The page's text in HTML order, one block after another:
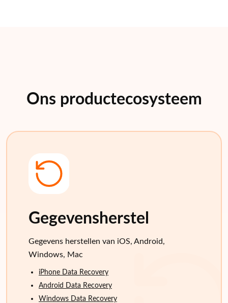
Ons productecosysteem
Gegevensherstel
Gegevens herstellen van iOS, Android,
Windows, Mac
iPhone Data Recovery
Android Data Recovery
Windows Data Recovery